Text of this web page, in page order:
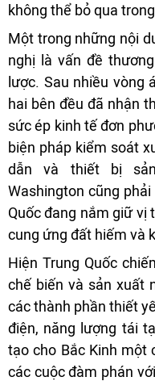
không thể bỏ qua
Một trong những nội
nghị là vấn đề
lược. Sau nhiều vòng
hai bên đều đã nhận
sức ép kinh tế đơn
biện pháp kiểm soát
dẫn và thiết bị
Washington cũng
Quốc đang nắm giữ vị
cung ứng đất hiếm và
Hiện Trung Quốc
chế biến và sản xuất
các thành phần thiết
điện, năng lượng tái
tạo cho Bắc Kinh một
các cuộc đàm phán